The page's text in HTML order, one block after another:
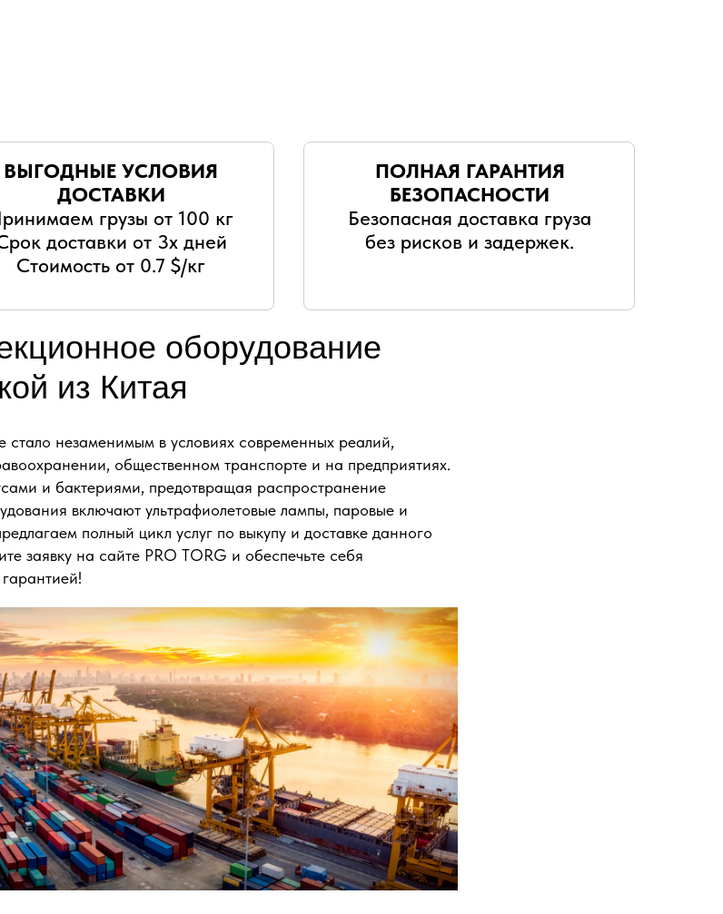
ВЫГОДНЫЕ УСЛОВИЯ
ДОСТАВКИ
грузы от 100 кг
доставки от 3х дней
Стоимость от 0.7 $/кг
ПОЛНАЯ ГАРАНТИЯ
БЕЗОПАСНОСТИ
Безопасная доставка груза
без рисков и задержек.
оборудование
из Китая
незаменимым в условиях современных реалий,
общественном транспорте и на предприятиях.
и бактериями, предотвращая распространение
включают ультрафиолетовые лампы, паровые и
полный цикл услуг по выкупу и доставке данного
заявку на сайте PRO TORG и обеспечьте себя